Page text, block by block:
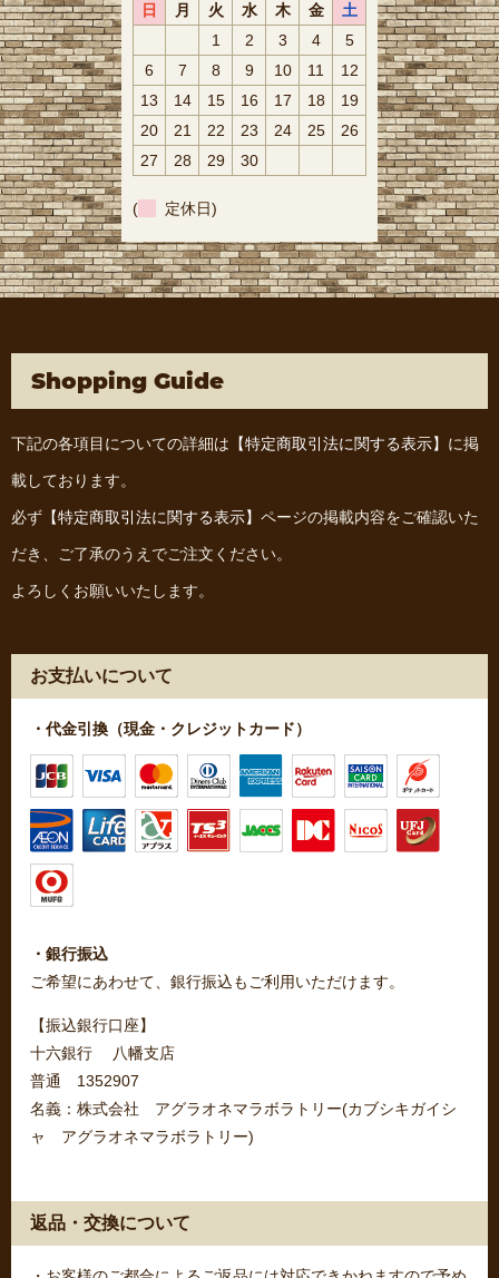
日 月 火 水 木 金
土
1
2 3 4
5
6
7 8 9 10 11
12
13
14 15 16 17 18
19
20
21 22 23 24 25
26
27
28 29 30
( 定休日)
Shopping Guide
下記の各項目についての詳細は 【特定商取引法に関する表示】 に掲
載しております。
必ず 【特定商取引法に関する表示】 ページの掲載内容をご確認いた
だき、ご了承のうえでご注文ください。
よろしくお願いいたします。
お支払いについて
・代金引換（現金・クレジットカード）
・銀行振込
ご希望にあわせて、銀行振込もご利用いただけます。
【振込銀行口座】
十六銀行 八幡支店
普通 1352907
名義：株式会社 アグラオネマラボラトリー(カブシキガイシ
ャ アグラオネマラボラトリー)
返品・交換について